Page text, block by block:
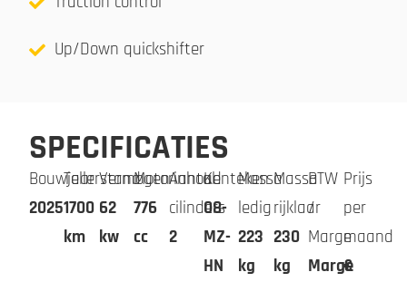
Up/Down quickshifter
SPECIFICATIES
Bouwjaar
2025
Tellerstand
1700
km
Vermogen
62
kw
Motorinhoud
776
cc
Aantal
cilinders
2
Kenteken
08-
MZ-
HN
Massa
ledig
223
kg
Massa
rijklaar
230
kg
BTW
/
Marge
Marge
Prijs
per
maand
€